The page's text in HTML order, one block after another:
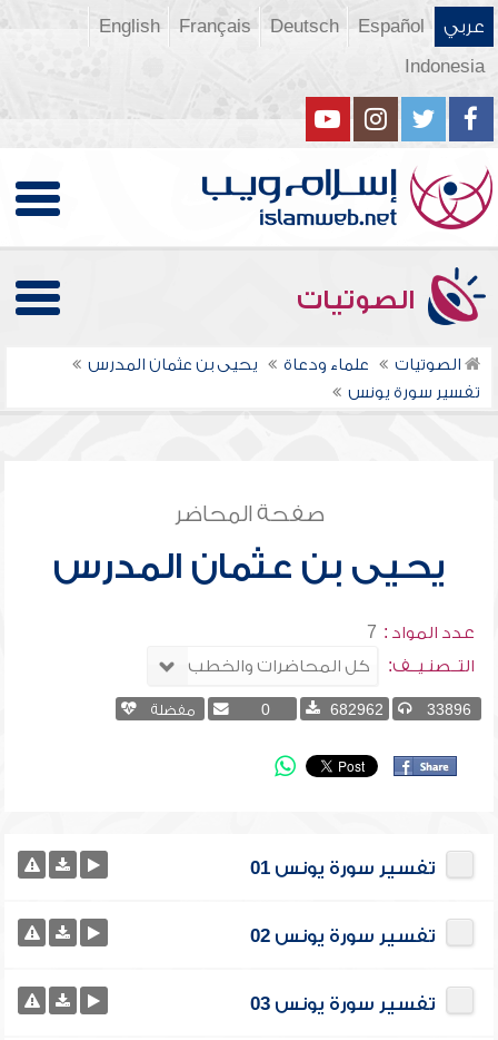
عربي Español
Deutsch
Français
English
Indonesia
الصوتيات
الصوتيات علماء ودعاة
يحيى بن عثمان المدرس
تفسير سورة يونس
صفحة المحاضر
يحيى بن عثمان المدرس
عدد المواد : 7
التــصنـيــف:
33896
682962
0 مفضلة
تفسير سورة يونس 01
تفسير سورة يونس 02
تفسير سورة يونس 03